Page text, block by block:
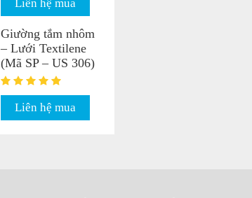
Liên hệ mua
Giường tắm nhôm
– Lưới Textilene
(Mã SP – US 306)
Liên hệ mua